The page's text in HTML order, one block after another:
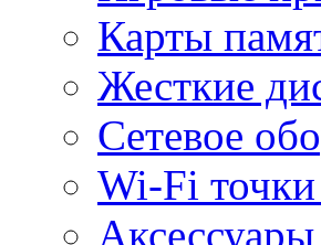
Карты
Жесткие
Сетевое
Wi-Fi